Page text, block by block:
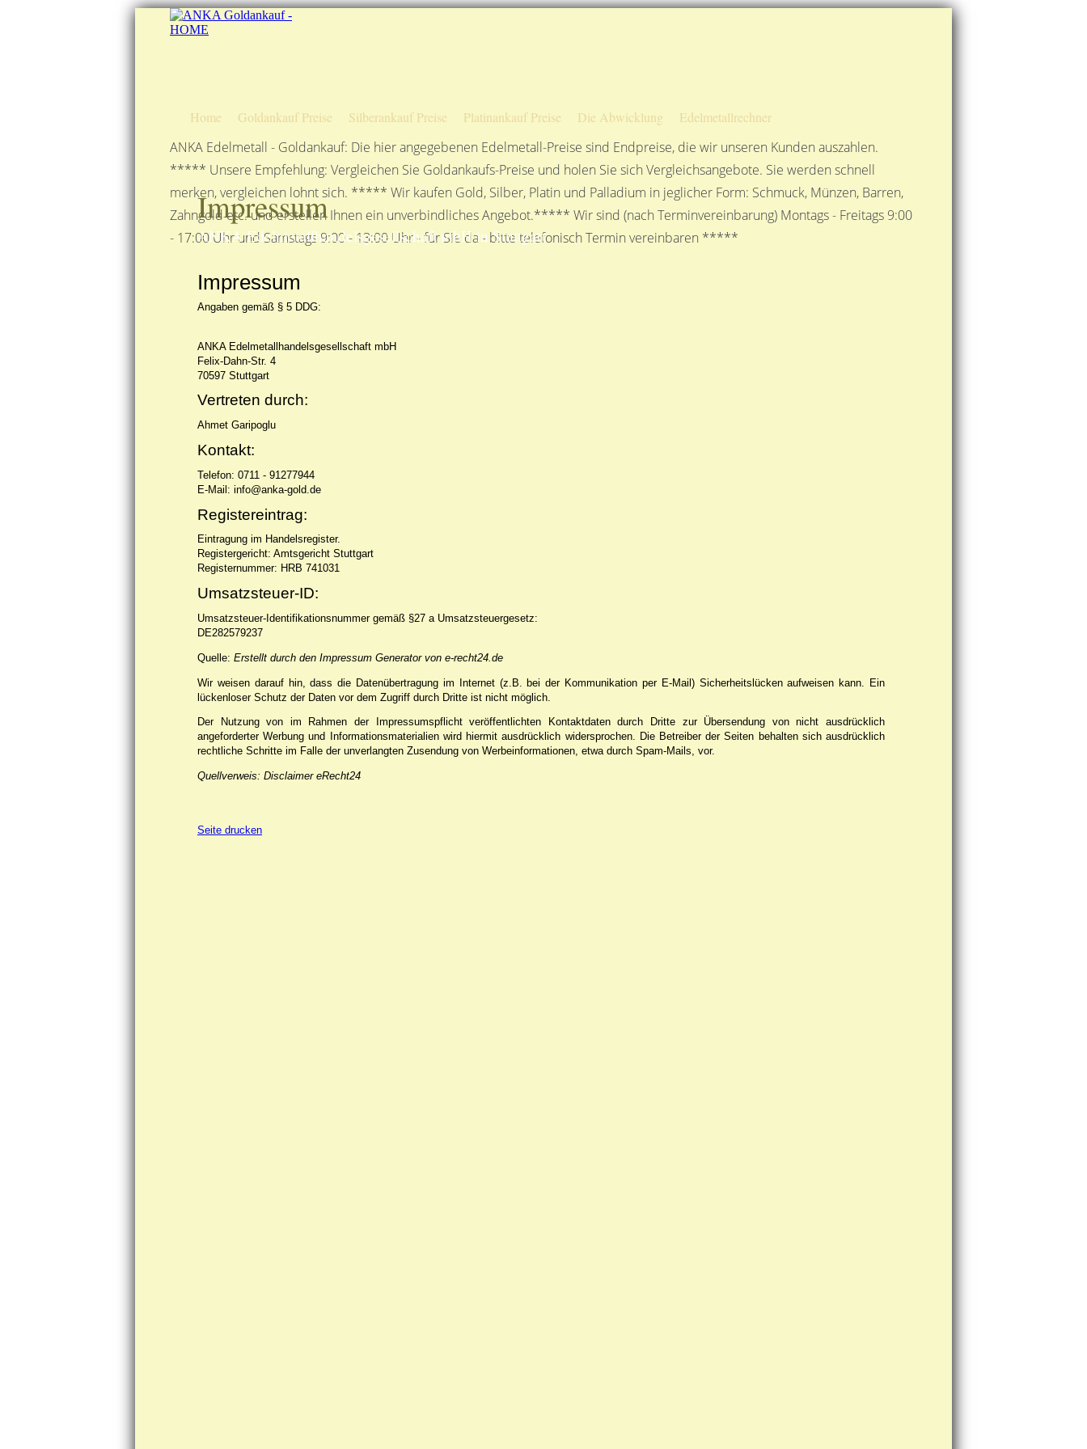
Home Goldankauf Preise Silberankauf Preise Platinankauf Preise Die Abwicklung Edelmetallrechner
ANKA Edelmetall - Goldankauf: Die hier angegebenen Edelmetall-Preise sind Endpreise, die wir unseren Kunden auszahlen.
***** Unsere Empfehlung: Vergleichen Sie Goldankaufs-Preise und holen Sie sich Vergleichsangebote. Sie werden schnell
merken, vergleichen lohnt sich. ***** Wir kaufen Gold, Silber, Platin und Palladium in jeglicher Form: Schmuck, Münzen, Barren,
Zahngold etc. und erstellen Ihnen ein unverbindliches Angebot.***** Wir sind (nach Terminvereinbarung) Montags - Freitags 9:00
- 17:00 Uhr und Samstags 9:00 - 13:00 Uhr - für Sie da - bitte telefonisch Termin vereinbaren *****
Impressum
ANKA Edelmetallhandelsgesellschaft mbH in Stuttgart
Impressum
Angaben gemäß § 5 DDG:
ANKA Edelmetallhandelsgesellschaft mbH
Felix-Dahn-Str. 4
70597 Stuttgart
Vertreten durch:
Ahmet Garipoglu
Kontakt:
Telefon: 0711 - 91277944
E-Mail: info@anka-gold.de
Registereintrag:
Eintragung im Handelsregister.
Registergericht: Amtsgericht Stuttgart
Registernummer: HRB 741031
Umsatzsteuer-ID:
Umsatzsteuer-Identifikationsnummer gemäß §27 a Umsatzsteuergesetz:
DE282579237
Quelle: Erstellt durch den Impressum Generator von e-recht24.de
Wir weisen darauf hin, dass die Datenübertragung im Internet (z.B. bei der Kommunikation per E-Mail) Sicherheitslücken aufweisen kann. Ein
lückenloser Schutz der Daten vor dem Zugriff durch Dritte ist nicht möglich.
Der Nutzung von im Rahmen der Impressumspflicht veröffentlichten Kontaktdaten durch Dritte zur Übersendung von nicht ausdrücklich
angeforderter Werbung und Informationsmaterialien wird hiermit ausdrücklich widersprochen. Die Betreiber der Seiten behalten sich ausdrücklich
rechtliche Schritte im Falle der unverlangten Zusendung von Werbeinformationen, etwa durch Spam-Mails, vor.
Quellverweis: Disclaimer eRecht24
Seite drucken